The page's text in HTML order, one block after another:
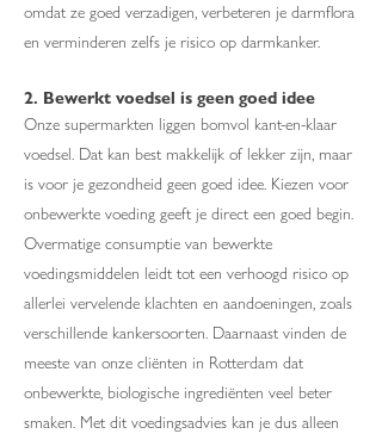
omdat ze goed verzadigen, verbeteren je darmflora
en verminderen zelfs je risico op darmkanker.
2. Bewerkt voedsel is geen goed idee
Onze supermarkten liggen bomvol kant-en-klaar
voedsel. Dat kan best makkelijk of lekker zijn, maar
is voor je gezondheid geen goed idee. Kiezen voor
onbewerkte voeding geeft je direct een goed begin.
Overmatige consumptie van bewerkte
voedingsmiddelen leidt tot een verhoogd risico op
allerlei vervelende klachten en aandoeningen, zoals
verschillende kankersoorten. Daarnaast vinden de
meeste van onze cliënten in Rotterdam dat
onbewerkte, biologische ingrediënten veel beter
smaken. Met dit voedingsadvies kan je dus alleen